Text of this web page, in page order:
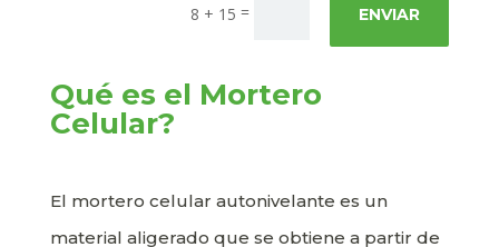
8 + 15 = ENVIAR
Qué es el Mortero
Celular?
El mortero celular autonivelante es un
material aligerado que se obtiene a partir de